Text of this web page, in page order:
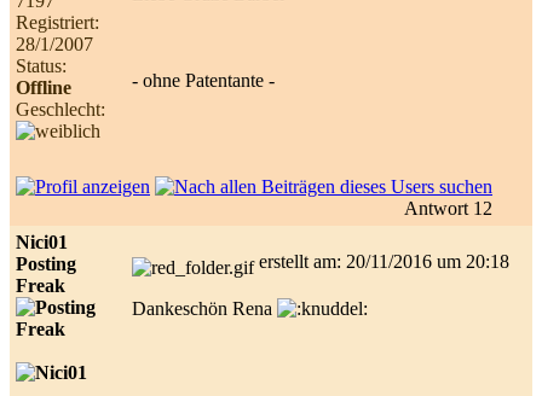
Registriert:
28/1/2007
Status:
Offline
Geschlecht:
- ohne Patentante -
Antwort 12
Nici01
Posting
Freak
erstellt am: 20/11/2016 um 20:18
Dankeschön Rena